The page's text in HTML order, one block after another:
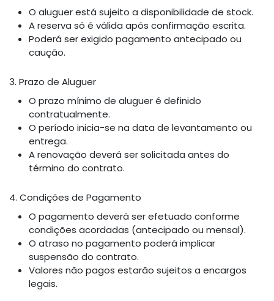
O aluguer está sujeito a disponibilidade de stock.
A reserva só é válida após confirmação escrita.
Poderá ser exigido pagamento antecipado ou
caução.
3. Prazo de Aluguer
O prazo mínimo de aluguer é definido
contratualmente.
O período inicia-se na data de levantamento ou
entrega.
A renovação deverá ser solicitada antes do
término do contrato.
4. Condições de Pagamento
O pagamento deverá ser efetuado conforme
condições acordadas (antecipado ou mensal).
O atraso no pagamento poderá implicar
suspensão do contrato.
Valores não pagos estarão sujeitos a encargos
legais.